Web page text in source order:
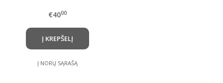
€4000
Į KREPŠELĮ
Į NORŲ SĄRAŠĄ